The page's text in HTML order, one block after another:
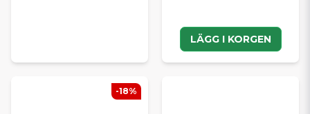
LÄGG I KORGEN
-18%